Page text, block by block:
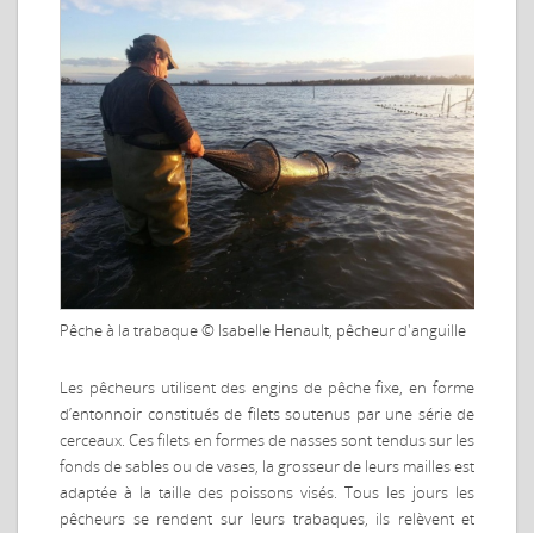
Pêche à la trabaque© Isabelle Henault, pêcheur d'anguille
Les pêcheurs utilisent des engins de pêche fixe, en forme
d’entonnoir constitués de filets soutenus par une série de
cerceaux. Ces filets en formes de nasses sont tendus sur les
fonds de sables ou de vases, la grosseur de leurs mailles est
adaptée à la taille des poissons visés. Tous les jours les
pêcheurs se rendent sur leurs trabaques, ils relèvent et